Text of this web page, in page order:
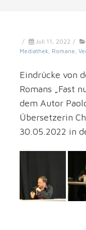
/ Juli 11, 2022 /
Mediathek , Romane ,
Eindrücke von
Romans „Fast
dem Autor
Übersetzerin
30.05.2022 in